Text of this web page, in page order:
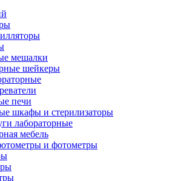
мешалки
шейкеры
печи
шкафы и стерилизаторы
лабораторные
мебель
и фотометры